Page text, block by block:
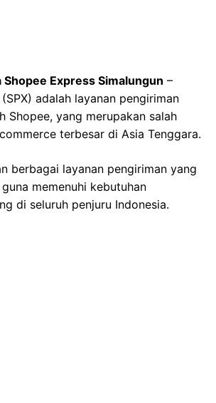
Shopee Express Simalungun –
adalah layanan pengiriman
Shopee, yang merupakan salah
terbesar di Asia Tenggara.
berbagai layanan pengiriman yang
memenuhi kebutuhan
di seluruh penjuru Indonesia.